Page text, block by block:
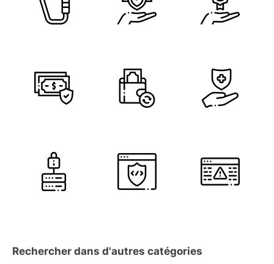
Rechercher dans d'autres catégories